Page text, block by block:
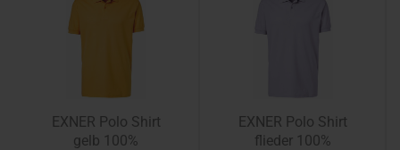
EXNER Polo Shirt
gelb 100%
EXNER Polo Shirt
flieder 100%